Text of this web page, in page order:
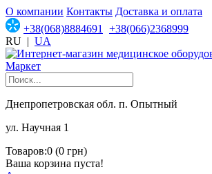
О компании Контакты Доставка и оплата
+38(068)8884691
+38(066)2368999
RU | UA
Днепропетровская обл. п. Опытный
ул. Научная 1
Товаров:0 (0 грн)
Ваша корзина пуста!